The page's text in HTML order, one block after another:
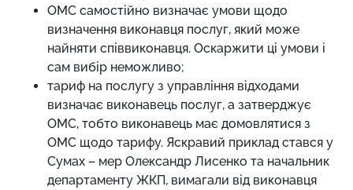
ОМС самостійно визначає умови щодо
визначення виконавця послуг, який може
найняти співвиконавця. Оскаржити ці умови і
сам вибір неможливо;
тариф на послугу з управління відходами
визначає виконавець послуг, а затверджує
ОМС, тобто виконавець має домовлятися з
ОМС щодо тарифу. Яскравий приклад стався у
Сумах – мер Олександр Лисенко та начальник
департаменту ЖКП, вимагали від виконавця